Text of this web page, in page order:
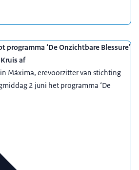
‘De Onzichtbare Blessure’
af
Máxima, erevoorzitter van stichting
2 juni het programma ‘De